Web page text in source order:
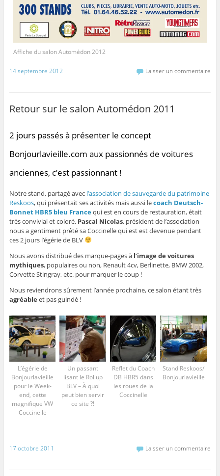
Affiche du salon Automédon 2012
14 septembre 2012 Laisser un commentaire
Retour sur le salon Automédon 2011
2 jours passés à présenter le concept
Bonjourlavieille.com aux passionnés de voitures
anciennes, c’est passionnant !
Notre stand, partagé avec l’association de sauvegarde du patrimoine
Reskoos, qui présentait ses activités mais aussi lecoach Deutsch-
Bonnet HBR5 bleu Francequi est en cours de restauration, était
très convivial et coloré. Pascal Nicolas, président de l’association
nous a gentiment prêté sa Coccinelle qui est est devenue pendant
ces 2 jours l’égérie de BLV
Nous avons distribué des marque-pages à l’image de voitures
mythiques, populaires ou non, Renault 4cv, Berlinette, BMW 2002,
Corvette Stingray, etc. pour marquer le coup !
Nous reviendrons sûrement l’année prochaine, ce salon étant très
agréable et pas guindé !
L’égérie de
Bonjourlavieille
pour le Week-
end, cette
magnifique VW
Coccinelle
Un passant
lisant le Rollup
BLV – À quoi
peut bien servir
ce site ?!
Reflet du Coach
DB HBR5 dans
les roues de la
Coccinelle
Stand Reskoos/
Bonjourlavieille
17 octobre 2011 Laisser un commentaire